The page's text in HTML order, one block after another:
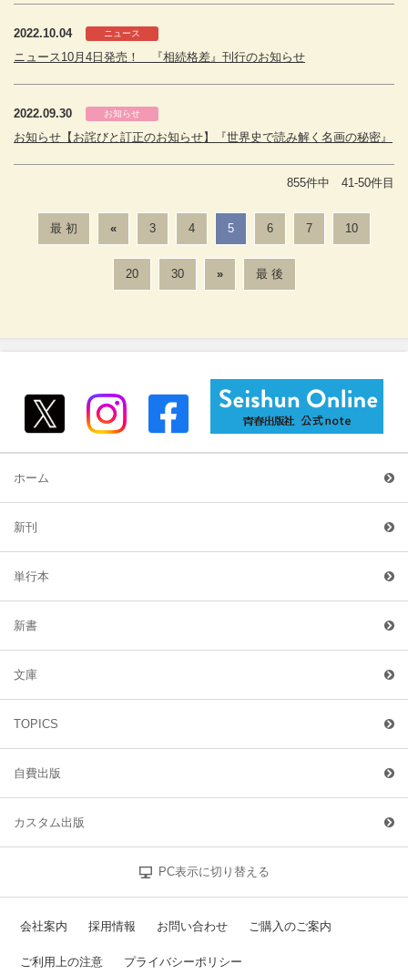
2022.10.04 ニュース
ニュース10月4日発売！ 『相続格差』刊行のお知らせ
2022.09.30 お知らせ
お知らせ【お詫びと訂正のお知らせ】『世界史で読み解く名画の秘密』
855件中 41-50件目
最 初 « 3 4 5 6 7 10
20 30 » 最 後
ホーム
新刊
単行本
新書
文庫
TOPICS
自費出版
カスタム出版
PC表示に切り替える
会社案内 採用情報 お問い合わせ ご購入のご案内
ご利用上の注意 プライバシーポリシー